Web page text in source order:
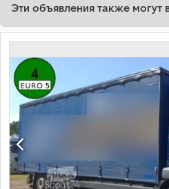
Эти объявления также могут